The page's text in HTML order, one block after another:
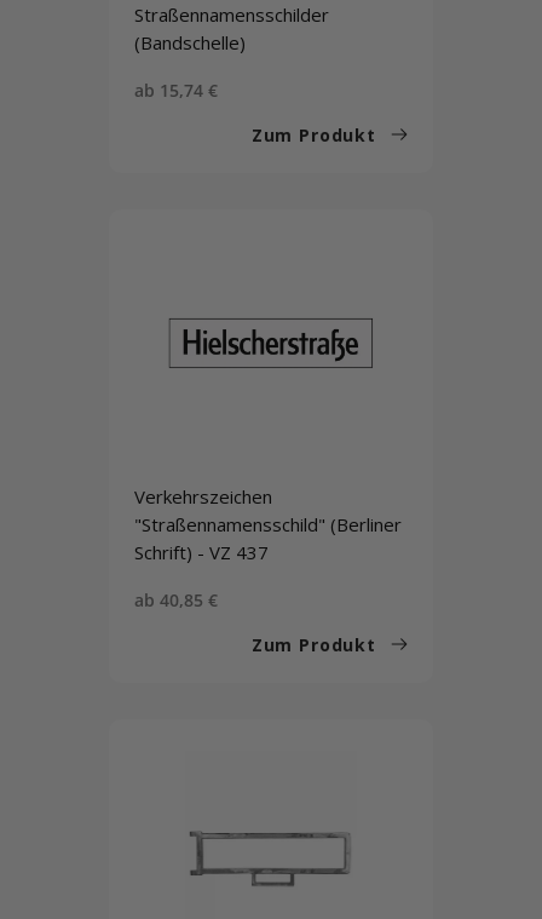
Straßennamensschilder
(Bandschelle)
Sonderpreis
ab 15,74 €
Zum Produkt
Verkehrszeichen
"Straßennamensschild" (Berliner
Schrift) - VZ 437
Sonderpreis
ab 40,85 €
Zum Produkt